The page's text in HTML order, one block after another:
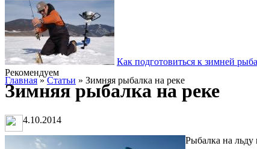
Как подготовиться к зимней
Рекомендуем
Главная»Статьи » Зимняя рыбалка на реке
Зимняя рыбалка на реке
4.10.2014
Рыбалка на льду